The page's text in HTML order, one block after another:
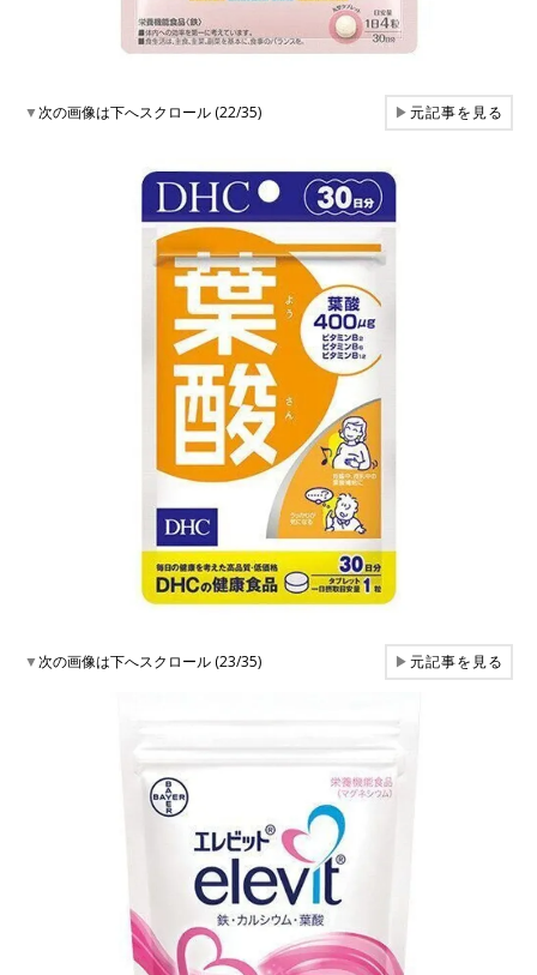
▼次の画像は下へスクロール (22/35) ▶元記事を見る
▼次の画像は下へスクロール (23/35) ▶元記事を見る